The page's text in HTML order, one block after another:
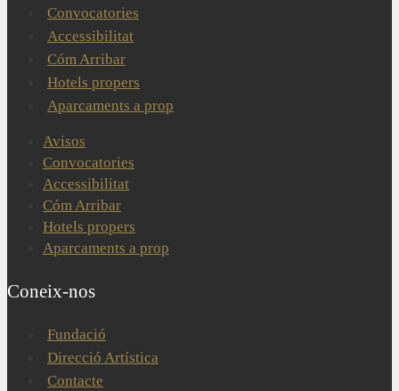
Convocatories
Accessibilitat
Cóm Arribar
Hotels propers
Aparcaments a prop
Avisos
Convocatories
Accessibilitat
Cóm Arribar
Hotels propers
Aparcaments a prop
Coneix-nos
Fundació
Direcció Artística
Contacte